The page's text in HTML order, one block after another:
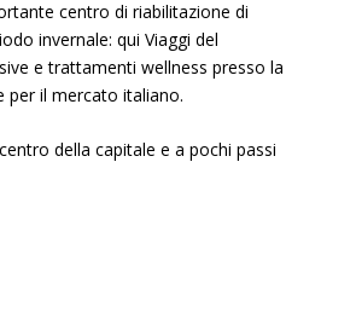
centro di riabilitazione di
invernale: qui Viaggi del
e trattamenti wellness presso la
il mercato italiano.
della capitale e a pochi passi